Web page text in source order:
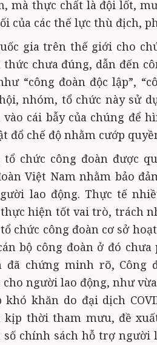
mà thực chất là đội lốt,
của các thế lực thù địch,
gia trên thế giới cho
chưa đúng, dẫn đến
“công đoàn độc lập”,
hội, nhóm, tổ chức này sử
cái bẫy của chúng để
đổ chế độ nhằm cướp
chức công đoàn được
Việt Nam nhằm bảo
lao động. Thực tế
thực hiện tốt vai trò, trách
chức công đoàn cơ sở
bộ công đoàn ở đó
đã chứng minh rõ, Công
người lao động, như
khó khăn do đại dịch
kịp thời tham mưu, đề
chính sách hỗ trợ người